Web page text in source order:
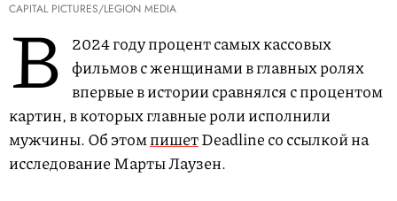
CAPITAL PICTURES/LEGION MEDIA
В
2024 году процент самых кассовых
фильмов с женщинами в главных ролях
впервые в истории сравнялся с процентом
картин, в которых главные роли исполнили
мужчины. Об этомпишетDeadline со ссылкой на
исследование Марты Лаузен.